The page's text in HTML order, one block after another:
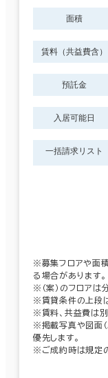
面積
賃料（共益費含）
預託金
入居可能日
一括請求リスト
※募集フロアや面
る場合があります。
※（案）のフロアは
※賃貸条件の上段
※賃料、共益費は別
※掲載写真や図面
優先します。
※ご成約時は規定